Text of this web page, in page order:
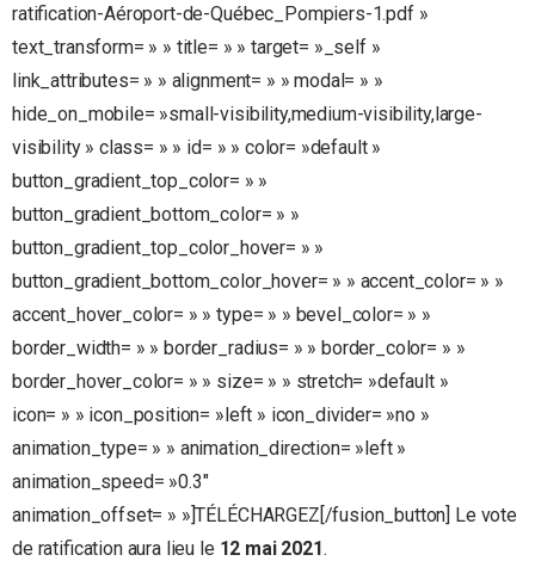
ratification-Aéroport-de-Québec_Pompiers-1.pdf »
text_transform= » » title= » » target= »_self »
link_attributes= » » alignment= » » modal= » »
hide_on_mobile= »small-visibility,medium-visibility,large-
visibility » class= » » id= » » color= »default »
button_gradient_top_color= » »
button_gradient_bottom_color= » »
button_gradient_top_color_hover= » »
button_gradient_bottom_color_hover= » » accent_color= » »
accent_hover_color= » » type= » » bevel_color= » »
border_width= » » border_radius= » » border_color= » »
border_hover_color= » » size= » » stretch= »default »
icon= » » icon_position= »left » icon_divider= »no »
animation_type= » » animation_direction= »left »
animation_speed= »0.3″
animation_offset= » »]TÉLÉCHARGEZ[/fusion_button] Le vote
de ratification aura lieu le 12 mai 2021.